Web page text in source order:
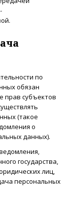
по
обязан
прав субъектов
(такое
о
данных).
государства,
лиц,
персональных